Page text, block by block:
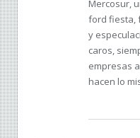
Mercosur,
ford fiesta,
y
caros,
empresas
hacen lo